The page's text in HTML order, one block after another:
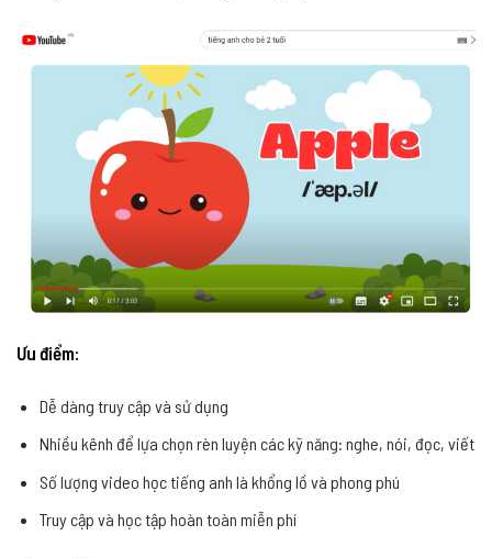
Ưu điểm:
Dễ dàng truy cập và sử dụng
Nhiều kênh để lựa chọn rèn luyện các kỹ năng: nghe, nói, đọc, viết
Số lượng video học tiếng anh là khổng lồ và phong phú
Truy cập và học tập hoàn toàn miễn phí